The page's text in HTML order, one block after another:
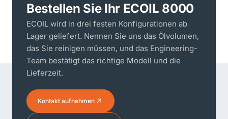
Bestellen Sie Ihr ECOIL 8000
ECOIL wird in drei festen Konfigurationen ab
Lager geliefert. Nennen Sie uns das Ölvolumen,
das Sie reinigen müssen, und das Engineering-
Team bestätigt das richtige Modell und die
Lieferzeit.
Kontakt aufnehmen